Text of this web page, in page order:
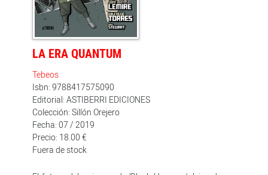
LA ERA QUANTUM
Tebeos
Isbn: 9788417575090
Editorial: ASTIBERRI EDICIONES
Colección: Sillón Orejero
Fecha: 07 / 2019
Precio: 18.00 €
Fuera de stock